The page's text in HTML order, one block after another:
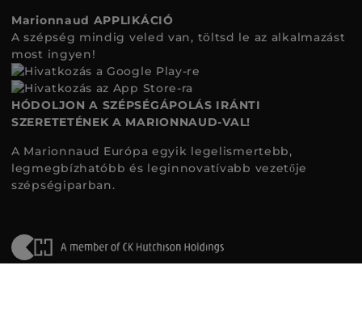
Marionnaud APPLIKÁCIÓ
A szépség mindig veled van, töltsd le az alkalmazást
most ingyen!
HÓDOLJON A SZÉPSÉGÁPOLÁS IRÁNTI
SZERETETÉNEK A MARIONNAUD-VAL!
A Marionnaud Európa egyik legelismertebb,
legmegbízhatóbb és leginnovatívabb vezetője
szépségiparban.